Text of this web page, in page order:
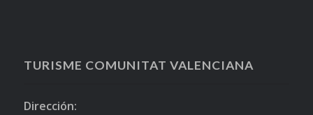
TURISME COMUNITAT VALENCIANA
Dirección: